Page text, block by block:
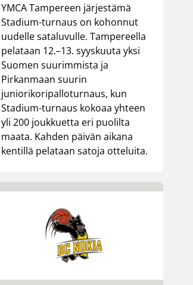
YMCA Tampereen järjestämä
Stadium-turnaus on kohonnut
uudelle sataluvulle. Tampereella
pelataan 12.–13. syyskuuta yksi
Suomen suurimmista ja
Pirkanmaan suurin
juniorikoripalloturnaus, kun
Stadium-turnaus kokoaa yhteen
yli 200 joukkuetta eri puolilta
maata. Kahden päivän aikana
kentillä pelataan satoja otteluita.